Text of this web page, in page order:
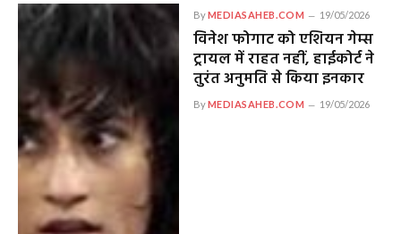
ByMEDIASAHEB.COM 19/05/2026
विनेश फोगाट को एशियन गेम्स
ट्रायल में राहत नहीं, हाईकोर्ट ने
तुरंत अनुमति से किया इनकार
ByMEDIASAHEB.COM 19/05/2026